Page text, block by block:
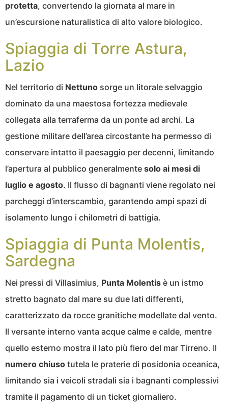
protetta, convertendo la giornata al mare in
un’escursione naturalistica di alto valore biologico.
Spiaggia di Torre Astura,
Lazio
Nel territorio di Nettuno sorge un litorale selvaggio
dominato da una maestosa fortezza medievale
collegata alla terraferma da un ponte ad archi. La
gestione militare dell’area circostante ha permesso di
conservare intatto il paesaggio per decenni, limitando
l’apertura al pubblico generalmente solo ai mesi di
luglio e agosto. Il flusso di bagnanti viene regolato nei
parcheggi d’interscambio, garantendo ampi spazi di
isolamento lungo i chilometri di battigia.
Spiaggia di Punta Molentis,
Sardegna
Nei pressi di Villasimius, Punta Molentis è un istmo
stretto bagnato dal mare su due lati differenti,
caratterizzato da rocce granitiche modellate dal vento.
Il versante interno vanta acque calme e calde, mentre
quello esterno mostra il lato più fiero del mar Tirreno. Il
numero chiuso tutela le praterie di posidonia oceanica,
limitando sia i veicoli stradali sia i bagnanti complessivi
tramite il pagamento di un ticket giornaliero.